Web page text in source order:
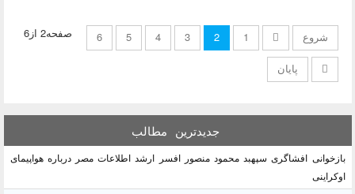
صفحه2 از6 شروع 1
2
3
4
5
6
پایان
جدیدترین مطالب
بازخوانی افشاگری سپهبد محمود منصور افسر ارشد اطلاعات مصر درباره هواپیمای
اوکراینی